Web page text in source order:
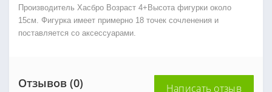
Производитель Хасбро Возраст 4+Высота фигурки около
15см. Фигурка имеет примерно 18 точек сочленения и
поставляется со аксессуарами.
Отзывов (0) Написать отзыв